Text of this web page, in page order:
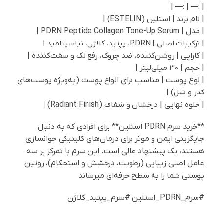
| :— | :— |
| نام برند | استلین (ESTELIN) |
| مدل | PDRN Peptide Collagen Tone-Up Serum |
| ترکیبات اصلی | PDRN، پپتید، کلاژن، نیاسینامید |
| کارایی | روشن‌کننده، ضد چروک، رفع لک و سفت‌کننده |
| حجم | 30 میلی‌لیتر |
| نوع پوست | مناسب برای انواع پوست (به‌ویژه پوست‌های
کدر و شل) |
| جلوه نهایی | درخشان و شفاف (Radiant Finish) |
**خرید سرم PDRN استلین** برای افرادی که به دنبال
جایگزینی ایمن و موثر برای درمان‌های کلینیکی جوانسازی
هستند، یک پیشنهاد عالی است. این سرم با تمرکز بر سه
عامل اصلی زیبایی (رطوبت، درخشش و استحکام)، روتین
پوستی شما را به سطح حرفه‌ای میرساند
#سرم_PDRN_استلین #سرم_پپتید_کلاژن